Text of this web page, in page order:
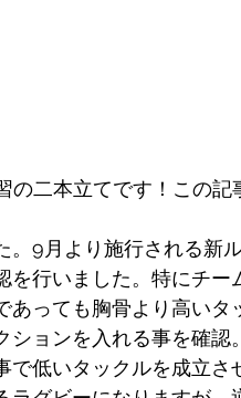
二本立てです！この記
。9月より施行される新
を行いました。特にチー
あっても胸骨より高いタ
ョンを入れる事を確認
で低いタックルを成立さ